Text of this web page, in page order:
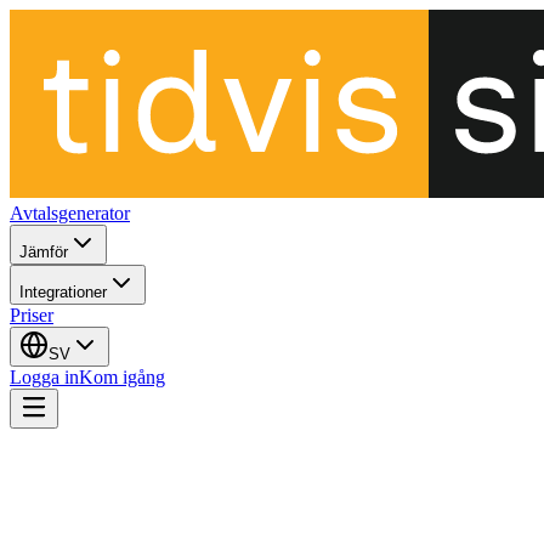
Avtalsgenerator
Jämför
Integrationer
Priser
SV
Logga inKom igång